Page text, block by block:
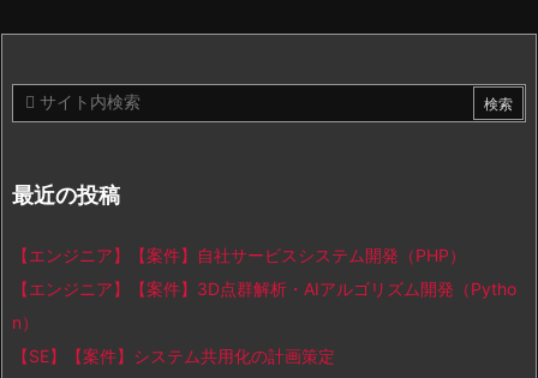
最近の投稿
【エンジニア】【案件】自社サービスシステム開発（PHP）
【エンジニア】【案件】3D点群解析・AIアルゴリズム開発（Pytho
n）
【SE】【案件】システム共用化の計画策定